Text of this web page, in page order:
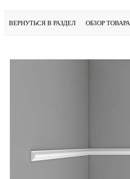
ВЕРНУТЬСЯ В РАЗДЕЛ ОБЗОР ТОВАРА